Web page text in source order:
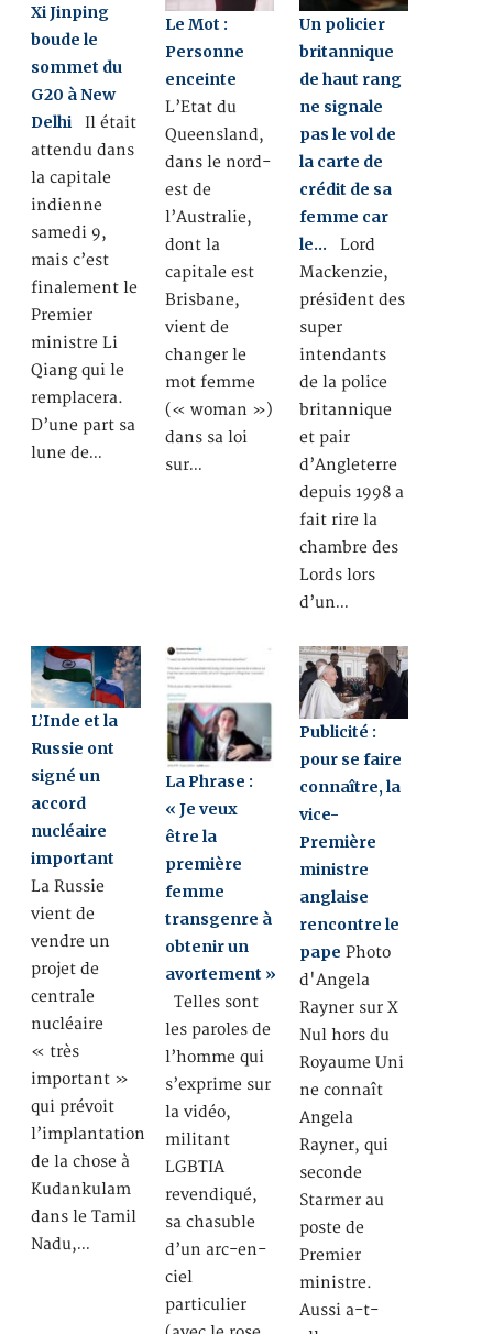
Xi Jinping
boude le
sommet du
G20 à New
Delhi Il était
attendu dans
la capitale
indienne
samedi 9,
mais c’est
finalement le
Premier
ministre Li
Qiang qui le
remplacera.
D’une part sa
lune de…
Le Mot :
Personne
enceinte
L’Etat du
Queensland,
dans le nord-
est de
l’Australie,
dont la
capitale est
Brisbane,
vient de
changer le
mot femme
(« woman »)
dans sa loi
sur…
Un policier
britannique
de haut rang
ne signale
pas le vol de
la carte de
crédit de sa
femme car
le… Lord
Mackenzie,
président des
super
intendants
de la police
britannique
et pair
d’Angleterre
depuis 1998 a
fait rire la
chambre des
Lords lors
d’un…
L’Inde et la
Russie ont
signé un
accord
nucléaire
important
La Russie
vient de
vendre un
projet de
centrale
nucléaire
« très
important »
qui prévoit
l’implantation
de la chose à
Kudankulam
dans le Tamil
Nadu,…
La Phrase :
« Je veux
être la
première
femme
transgenre à
obtenir un
avortement »
Telles sont
les paroles de
l’homme qui
s’exprime sur
la vidéo,
militant
LGBTIA
revendiqué,
sa chasuble
d’un arc-en-
ciel
particulier
Publicité :
pour se faire
connaître, la
vice-
Première
ministre
anglaise
rencontre le
pape Photo
d'Angela
Rayner sur X
Nul hors du
Royaume Uni
ne connaît
Angela
Rayner, qui
seconde
Starmer au
poste de
Premier
ministre.
Aussi a-t-